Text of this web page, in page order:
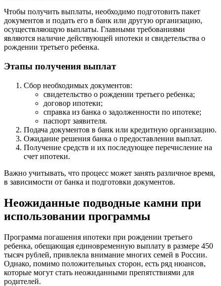
Чтобы получить выплаты, необходимо подготовить пакет
документов и подать его в банк или другую организацию,
осуществляющую выплаты. Главными требованиями
являются наличие действующей ипотеки и свидетельства о
рождении третьего ребенка.
Этапы получения выплат
Сбор необходимых документов:
свидетельство о рождении третьего ребенка;
договор ипотеки;
справка из банка о задолженности по ипотеке;
паспорт заявителя.
Подача документов в банк или кредитную организацию.
Ожидание решения банка о предоставлении выплат.
Получение средств и их последующее перечисление на
счет ипотеки.
Важно учитывать, что процесс может занять различное время,
в зависимости от банка и подготовки документов.
Неожиданные подводные камни при
использовании программы
Программа погашения ипотеки при рождении третьего
ребенка, обещающая единовременную выплату в размере 450
тысяч рублей, привлекла внимание многих семей в России.
Однако, помимо положительных сторон, есть ряд нюансов,
которые могут стать неожиданными препятствиями для
родителей.